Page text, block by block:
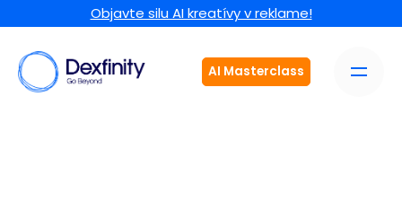
Objavte silu AI kreatívy v reklame!
AI Masterclass